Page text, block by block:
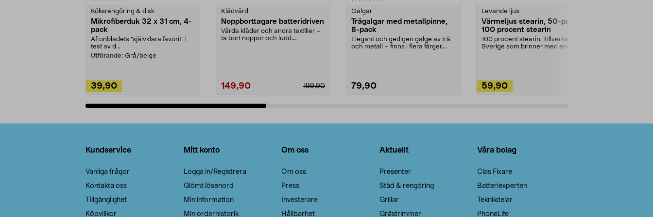
Köksrengöring & disk
Mikrofiberduk 32 x 31 cm, 4-
pack
Aftonbladets "självklara favorit” i
test av d...
Utförande: Grå/beige
39,90
Klädvård
Noppborttagare batteridriven
Vårda kläder och andra textilier –
ta bort noppor och ludd.
199,90
149,90
Galgar
Trägalgar med metallpinne,
8-pack
Elegant och gedigen galge av trä
och metall – finns i flera färger.
79,90
Levande ljus
Värmeljus stearin, 50-pack,
100 procent stearin
100 procent stearin. Tillverkade i
Sverige som brinner med en
59,90
Kundservice
Vanliga frågor
Kontakta oss
Tillgänglighet
Köpvillkor
Mitt konto
Logga in/Registrera
Glömt lösenord
Min information
Min orderhistorik
Om oss
Om oss
Press
Investerare
Hållbarhet
Aktuellt
Presenter
Städ & rengöring
Grillar
Grästrimmer
Våra bolag
Clas Fixare
Batteriexperten
Teknikdelar
PhoneLife